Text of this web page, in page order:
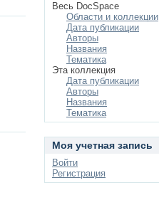
Весь DocSpace
Области и коллекции
Дата публикации
Авторы
Названия
Тематика
Эта коллекция
Дата публикации
Авторы
Названия
Тематика
Моя учетная запись
Войти
Регистрация